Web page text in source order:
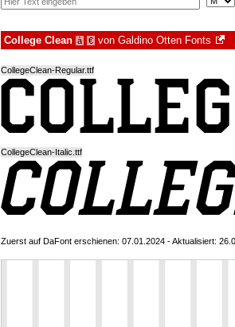
College Clean à € von Galdino Otten Fonts
CollegeClean-Regular.ttf
CollegeClean-Italic.ttf
Zuerst auf DaFont erschienen: 07.01.2024 - Aktualisiert: